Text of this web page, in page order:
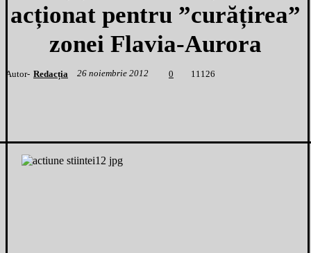
acționat pentru ”curățirea”
zonei Flavia-Aurora
Autor- Redacția 26 noiembrie 2012 0 1 1126